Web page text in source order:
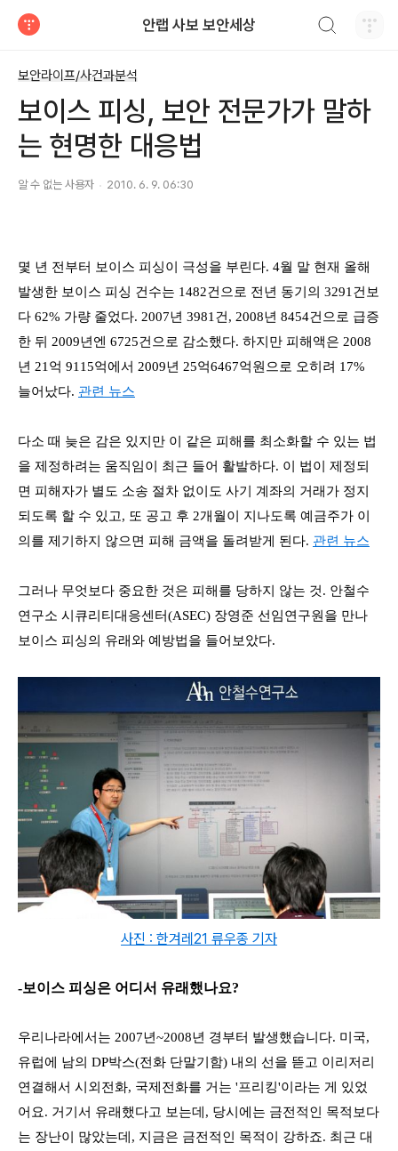
안랩 사보 보안세상
보안라이프/사건과분석
보이스 피싱, 보안 전문가가 말하
는 현명한 대응법
알 수 없는 사용자 2010. 6. 9. 06:30
몇 년 전부터 보이스 피싱이 극성을 부린다. 4월 말 현재 올해
발생한 보이스 피싱 건수는 1482건으로 전년 동기의 3291건보
다 62% 가량 줄었다. 2007년 3981건, 2008년 8454건으로 급증
한 뒤 2009년엔 6725건으로 감소했다. 하지만 피해액은 2008
년 21억 9115억에서 2009년 25억6467억원으로 오히려 17%
늘어났다. 관련 뉴스
다소 때 늦은 감은 있지만 이 같은 피해를 최소화할 수 있는 법
을 제정하려는 움직임이 최근 들어 활발하다. 이 법이 제정되
면 피해자가 별도 소송 절차 없이도 사기 계좌의 거래가 정지
되도록 할 수 있고, 또 공고 후 2개월이 지나도록 예금주가 이
의를 제기하지 않으면 피해 금액을 돌려받게 된다. 관련 뉴스
그러나 무엇보다 중요한 것은 피해를 당하지 않는 것. 안철수
연구소 시큐리티대응센터(ASEC) 장영준 선임연구원을 만나
보이스 피싱의 유래와 예방법을 들어보았다.
사진 : 한겨레21 류우종 기자
-보이스 피싱은 어디서 유래했나요?
우리나라에서는 2007년~2008년 경부터 발생했습니다. 미국,
유럽에 남의 DP박스(전화 단말기함) 내의 선을 뜯고 이리저리
연결해서 시외전화, 국제전화를 거는 '프리킹'이라는 게 있었
어요. 거기서 유래했다고 보는데, 당시에는 금전적인 목적보다
는 장난이 많았는데, 지금은 금전적인 목적이 강하죠. 최근 대